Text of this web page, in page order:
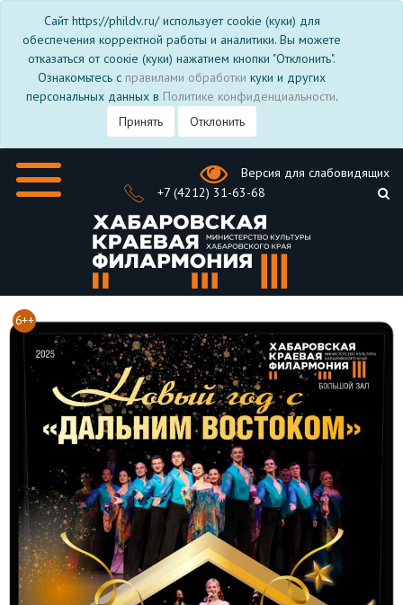
Сайт https://phildv.ru/ использует cookie (куки) для
обеспечения корректной работы и аналитики. Вы можете
отказаться от соокіе (куки) нажатием кнопки "Отклонить".
Ознакомьтесь с правилами обработки куки и других
персональных данных в Политике конфиденциальности.
Принять
Отклонить
Версия для слабовидящих
+7 (4212) 31-63-68
6++